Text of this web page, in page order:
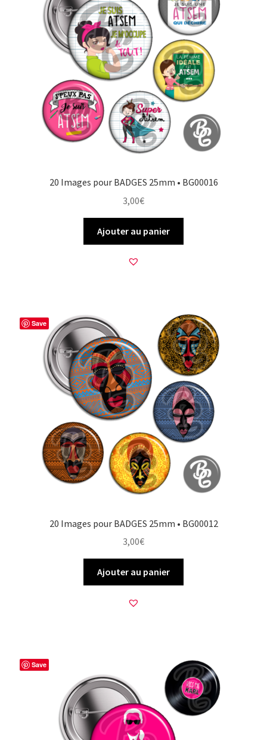
20 Images pour BADGES 25mm • BG00016
3,00€
Ajouter au panier
Save
20 Images pour BADGES 25mm • BG00012
3,00€
Ajouter au panier
Save